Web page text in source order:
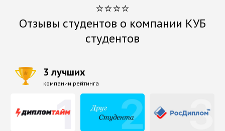
⭐⭐⭐⭐
Отзывы студентов о компании КУБ
студентов
3 лучших
компании рейтинга